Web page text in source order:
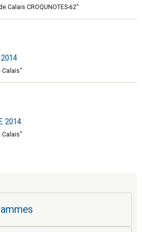
Calais CROQUNOTES-62"
Calais"
2014
Calais"